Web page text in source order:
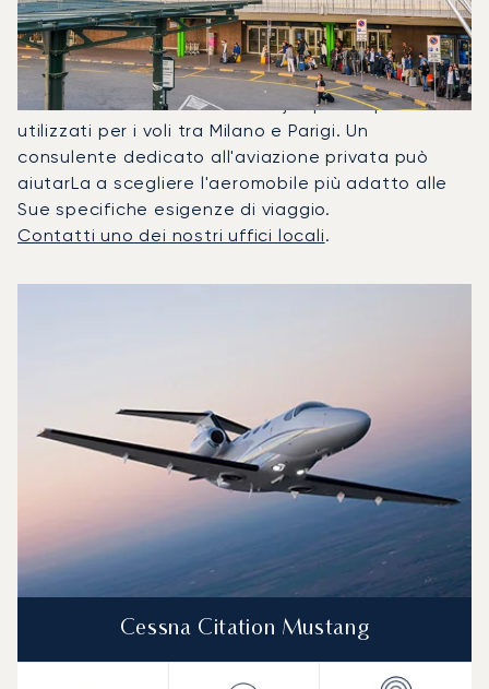
Frequentemente Tra Parigi E
Milano?
Nel 2025, il Citation Mustang, il Beechjet 400A e il
Citation Latitude sono stati i jet privati più
utilizzati per i voli tra Milano e Parigi. Un
consulente dedicato all'aviazione privata può
aiutarLa a scegliere l'aeromobile più adatto alle
Sue specifiche esigenze di viaggio.
Contatti uno dei nostri uffici locali.
Cessna Citation Mustang